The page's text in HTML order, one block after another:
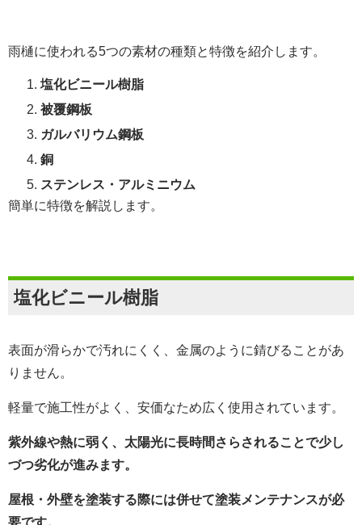
雨樋に使われる5つの素材の種類と特徴を紹介します。
塩化ビニール樹脂
被覆鋼板
ガルバリウム鋼板
銅
ステンレス・アルミニウム
簡単に特徴を解説します。
塩化ビニール樹脂
表面が滑らかで汚れにくく、金属のように錆びることがあ
りません。
軽量で施工性がよく、安価なため広く使用されています。
紫外線や熱に弱く、太陽光に長時間さらされることで少し
づつ劣化が進みます。
屋根・外壁を塗装する際には併せて塗装メンテナンスが必